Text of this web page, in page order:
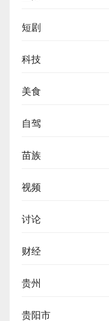
短剧
科技
美食
自驾
苗族
视频
讨论
财经
贵州
贵阳市